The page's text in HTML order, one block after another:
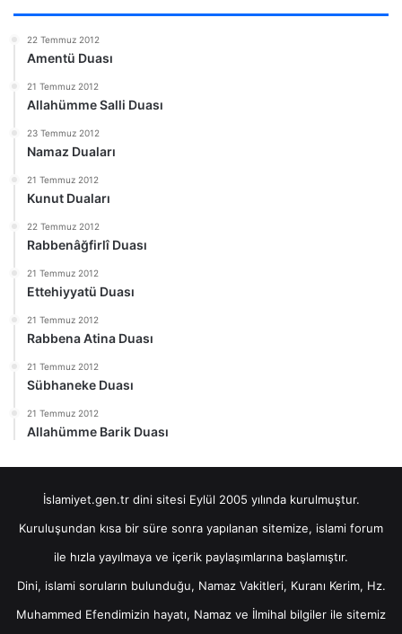
22 Temmuz 2012
Amentü Duası
21 Temmuz 2012
Allahümme Salli Duası
23 Temmuz 2012
Namaz Duaları
21 Temmuz 2012
Kunut Duaları
22 Temmuz 2012
Rabbenâğfirlî Duası
21 Temmuz 2012
Ettehiyyatü Duası
21 Temmuz 2012
Rabbena Atina Duası
21 Temmuz 2012
Sübhaneke Duası
21 Temmuz 2012
Allahümme Barik Duası
İslamiyet.gen.tr dini sitesi Eylül 2005 yılında kurulmuştur.
Kuruluşundan kısa bir süre sonra yapılanan sitemize, islami forum
ile hızla yayılmaya ve içerik paylaşımlarına başlamıştır.
Dini, islami soruların bulunduğu, Namaz Vakitleri, Kuranı Kerim, Hz.
Muhammed Efendimizin hayatı, Namaz ve İlmihal bilgiler ile sitemiz